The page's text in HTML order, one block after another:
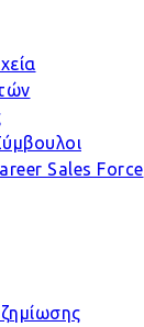
Sales Force